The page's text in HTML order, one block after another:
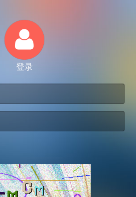
登录